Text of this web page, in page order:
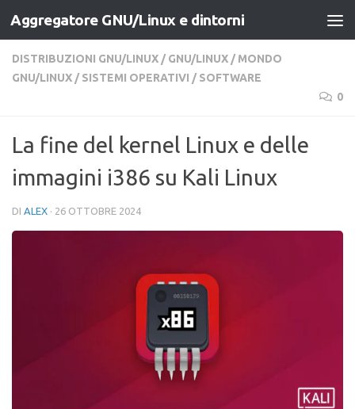
Salta al contenuto
Aggregatore GNU/Linux e dintorni
DISTRIBUZIONI GNU/LINUX / GNU/LINUX / MONDO
GNU/LINUX / SISTEMI OPERATIVI / SOFTWARE
0
La fine del kernel Linux e delle
immagini i386 su Kali Linux
DI ALEX · 26 OTTOBRE 2024